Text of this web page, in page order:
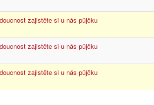
zajistěte si u nás půjčku
zajistěte si u nás půjčku
zajistěte si u nás půjčku